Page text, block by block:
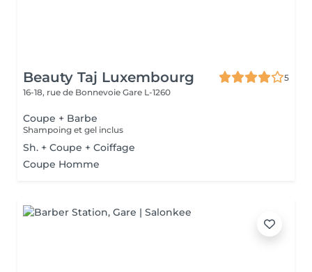
Beauty Taj Luxembourg
5
16-18, rue de Bonnevoie Gare L-1260
Coupe + Barbe
Shampoing et gel inclus
Sh. + Coupe + Coiffage
Coupe Homme